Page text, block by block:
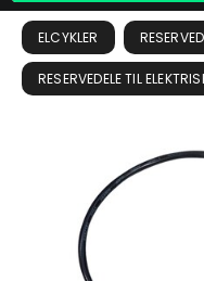
ELCYKLER
RESERVEDELE TIL